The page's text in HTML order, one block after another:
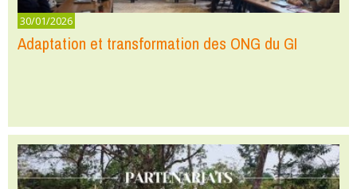
30/01/2026
Adaptation et transformation des ONG du GI